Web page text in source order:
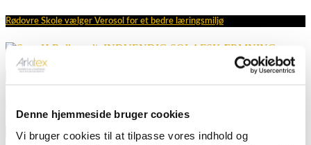
Denne hjemmeside bruger cookies
Vi bruger cookies til at tilpasse vores indhold og
Rødovre Skole vælger Verosol for et bedre læringsmiljø
INDVENDIG SOLAFSKÆRMNING
Ringsted Sygehus, Region Sjælland